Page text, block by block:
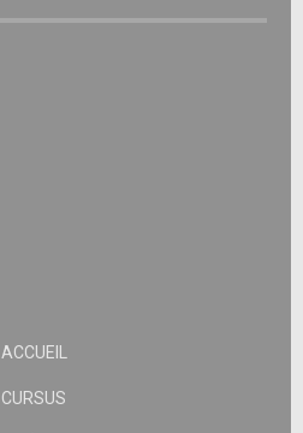
ACCUEIL
CURSUS